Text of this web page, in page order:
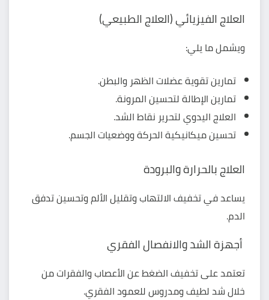
العلاج الفيزيائي (العلاج الطبيعي)
ويشمل ما يلي:
تمارين تقوية عضلات الظهر والبطن.
تمارين الإطالة لتحسين المرونة.
العلاج اليدوي لتحرير نقاط الشد.
تحسين ميكانيكية الحركة ووضعيات الجسم.
العلاج بالحرارة والبرودة
يساعد في تخفيف الالتهاب وتقليل الألم وتحسين تدفق
الدم.
أجهزة الشد والانفصال الفقري
تعتمد على تخفيف الضغط عن الأعصاب والفقرات من
خلال شد لطيف ومدروس للعمود الفقري.